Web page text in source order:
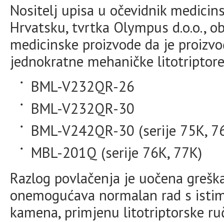
Nositelj upisa u očevidnik
Hrvatsku, tvrtka Olympus d.o.o.,
medicinske proizvode da je
jednokratne mehaničke
BML-V232QR-26
BML-V232QR-30
BML-V242QR-30 (serije 75K,
MBL-201Q (serije 76K, 77K)
Razlog povlačenja je uočena
onemogućava normalan rad s
kamena, primjenu litotriptorske